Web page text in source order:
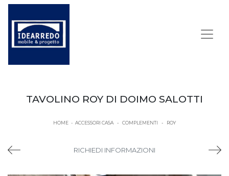
TAVOLINO ROY DI DOIMO SALOTTI
HOME - ACCESSORI CASA - COMPLEMENTI - ROY
RICHIEDI INFORMAZIONI